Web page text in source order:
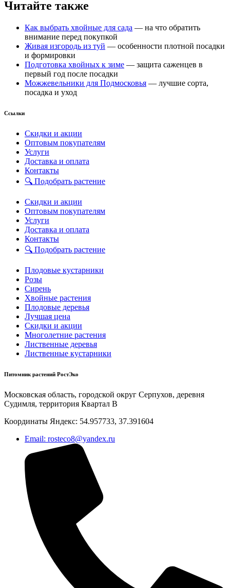
Читайте также
Как выбрать хвойные для сада — на что обратить
внимание перед покупкой
Живая изгородь из туй — особенности плотной посадки
и формировки
Подготовка хвойных к зиме — защита саженцев в
первый год после посадки
Можжевельники для Подмосковья — лучшие сорта,
посадка и уход
Ссылки
Скидки и акции
Оптовым покупателям
Услуги
Доставка и оплата
Контакты
🔍 Подобрать растение
Скидки и акции
Оптовым покупателям
Услуги
Доставка и оплата
Контакты
🔍 Подобрать растение
Плодовые кустарники
Розы
Сирень
Хвойные растения
Плодовые деревья
Лучшая цена
Скидки и акции
Многолетние растения
Лиственные деревья
Лиственные кустарники
Питомник растений РостЭко
Московская область, городской округ Серпухов, деревня
Судимля, территория Квартал В
Координаты Яндекс: 54.957733, 37.391604
Email: rosteco8@yandex.ru